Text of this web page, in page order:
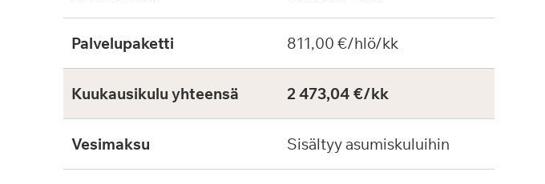
Palvelupaketti 811,00 €/hlö/kk
Kuukausikulu yhteensä 2 473,04 €/kk
Vesimaksu Sisältyy asumiskuluihin